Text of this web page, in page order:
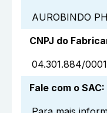
AUROBINDO
CNPJ do
04.301.884/
Fale com o SAC: